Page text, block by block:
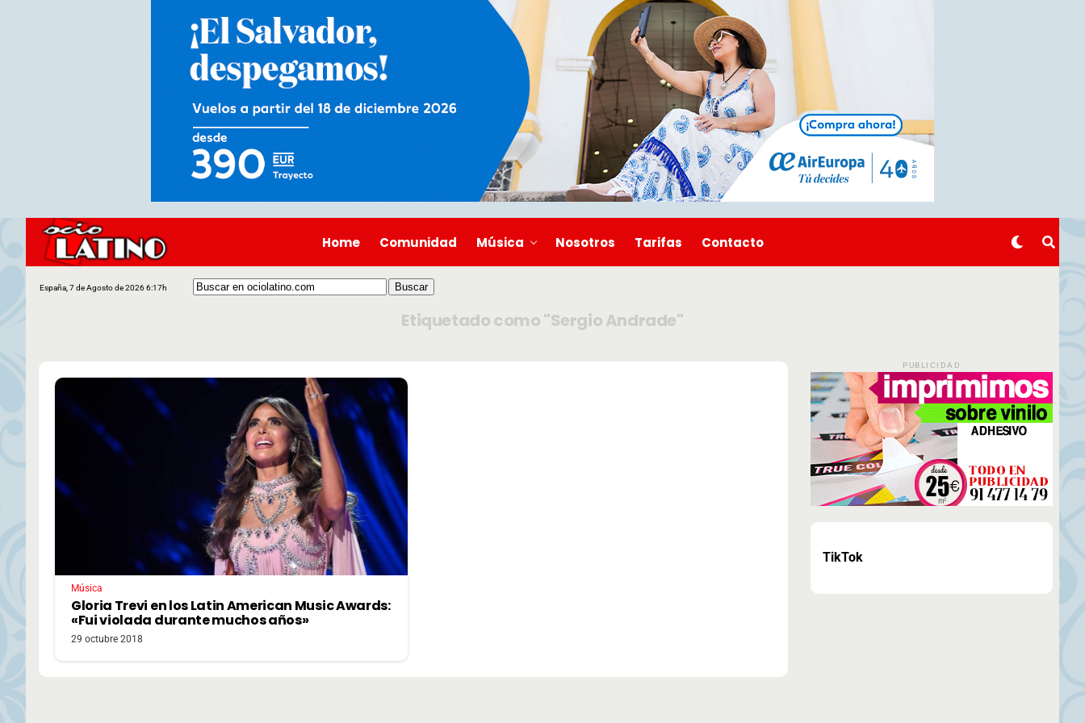
Home Comunidad Música Nosotros Tarifas Contacto
España, 7 de Agosto de 2026 6:17h
Etiquetado como "Sergio Andrade"
Música
Gloria Trevi en los Latin American Music Awards:
«Fui violada durante muchos años»
29 octubre 2018
PUBLICIDAD
TikTok